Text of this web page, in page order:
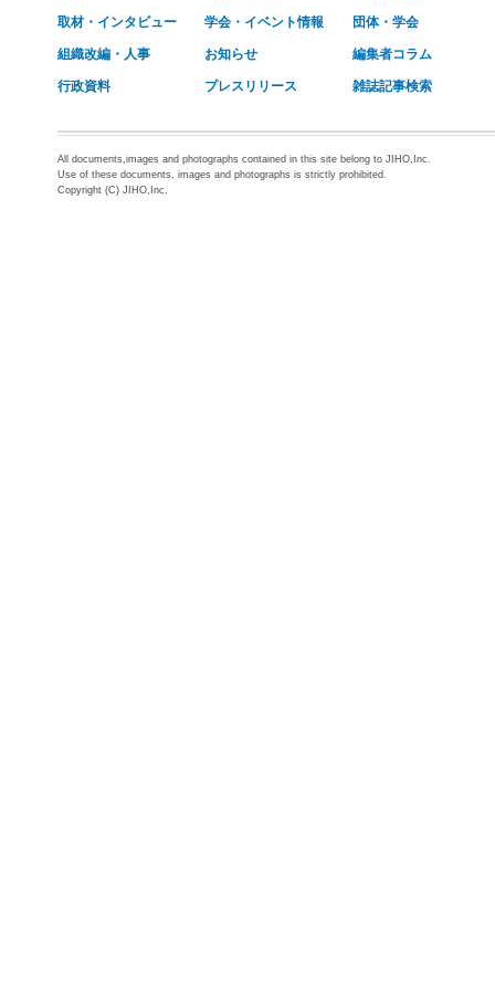
取材・インタビュー 学会・イベント情報 団体・学会
組織改編・人事 お知らせ 編集者コラム
行政資料 プレスリリース 雑誌記事検索
All documents,images and photographs contained in this site belong to JIHO,Inc.
Use of these documents, images and photographs is strictly prohibited.
Copyright (C) JIHO,Inc.